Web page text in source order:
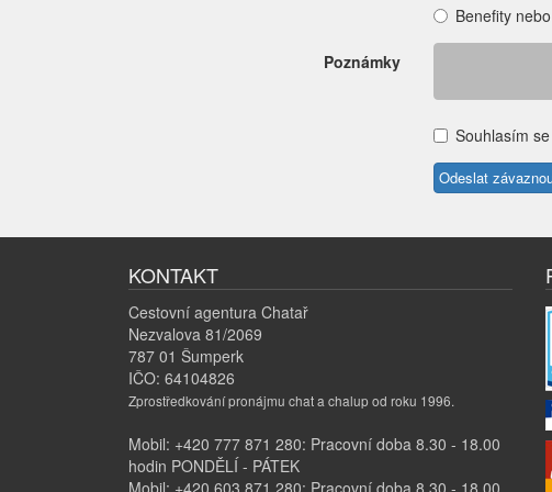
Benefity
Poznámky
Souhlasím se
KONTAKT
Cestovní agentura Chatař
Nezvalova 81/2069
787 01 Šumperk
IČO: 64104826
Zprostředkování pronájmu chat a chalup od roku 1996.
Mobil: +420 777 871 280: Pracovní doba 8.30 - 18.00
hodin PONDĚLÍ - PÁTEK
Mobil: +420 603 871 280: Pracovní doba 8.30 - 18.00